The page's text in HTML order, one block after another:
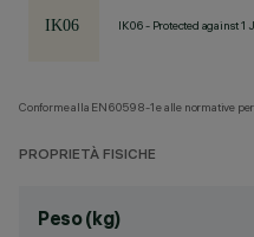
IK06 - Protected against 1
Conforme alla EN60598-1 e alle normative
PROPRIETÀ FISICHE
Peso (kg)